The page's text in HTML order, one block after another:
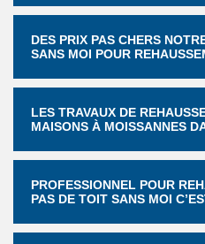
DES PRIX PAS CHERS
SANS MOI POUR
LES TRAVAUX DE
MAISONS À MOISSANNES
PROFESSIONNEL POUR
PAS DE TOIT SANS MOI